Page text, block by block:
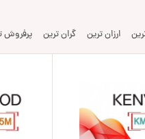
ارزان ترین گران ترین پرفروش